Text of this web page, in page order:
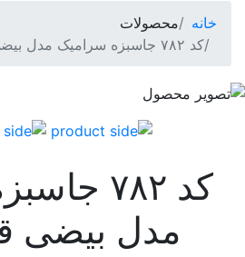
خانه
محصولات
کد ۷۸۲ جاسبزه سرامیک مدل بیضی قایقی کد ۲
کد ۷۸۲
مدل بیضی